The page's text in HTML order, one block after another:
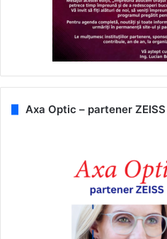
Axa Optic – partener ZEISS